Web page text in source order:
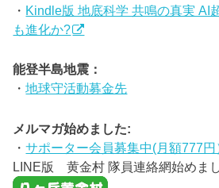
・ Kindle版 地底科学 共鳴の真実 AI
も進化か?
能登半島地震：
・地球守活動募金先
メルマガ始めました:
・サポーター会員募集中(月額777円
LINE版 黄金村 隊員連絡網始めまし